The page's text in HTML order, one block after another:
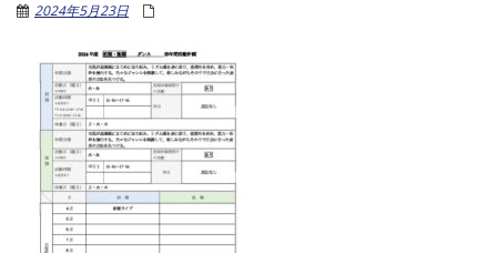
2024年5月23日